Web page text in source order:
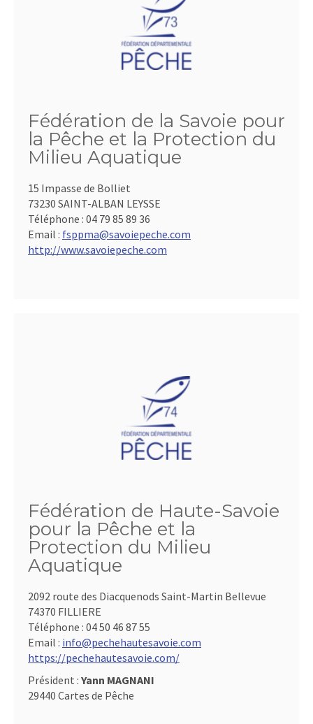
Fédération de la Savoie pour
la Pêche et la Protection du
Milieu Aquatique
15 Impasse de Bolliet
73230 SAINT-ALBAN LEYSSE
Téléphone : 04 79 85 89 36
Email : fsppma@savoiepeche.com
http://www.savoiepeche.com
Fédération de Haute-Savoie
pour la Pêche et la
Protection du Milieu
Aquatique
2092 route des Diacquenods Saint-Martin Bellevue
74370 FILLIERE
Téléphone : 04 50 46 87 55
Email : info@pechehautesavoie.com
https://pechehautesavoie.com/
Président : Yann MAGNANI
29440 Cartes de Pêche